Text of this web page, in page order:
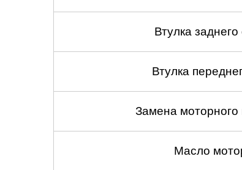
Втулка
Втулка
Замена моторного
Масло